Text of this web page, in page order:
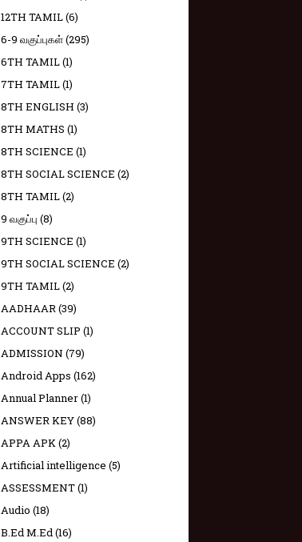
12TH TAMIL(6)
6-9 வகுப்புகள்(295)
6TH TAMIL(1)
7TH TAMIL(1)
8TH ENGLISH (3)
8TH MATHS (1)
8TH SCIENCE (1)
8TH SOCIAL SCIENCE (2)
8TH TAMIL(2)
9 வகுப்பு (8)
9TH SCIENCE (1)
9TH SOCIAL SCIENCE (2)
9TH TAMIL(2)
AADHAAR(39)
ACCOUNT SLIP (1)
ADMISSION (79)
Android Apps (162)
Annual Planner(1)
ANSWER KEY(88)
APPA APK(2)
Artificial intelligence (5)
ASSESSMENT(1)
Audio (18)
B.Ed M.Ed(16)